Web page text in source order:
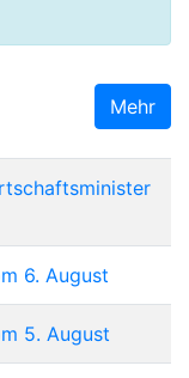
Mehr
6. August
5. August